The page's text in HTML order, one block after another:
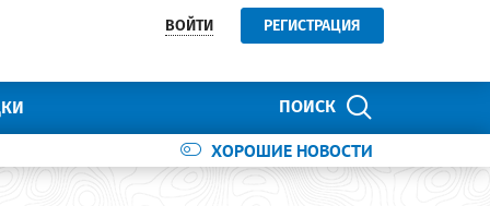
ВОЙТИ РЕГИСТРАЦИЯ
ПОИСК
ХОРОШИЕ НОВОСТИ